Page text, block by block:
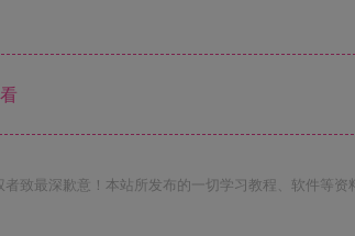
致最深歉意！本站所发布的一切学习教程、软件等资